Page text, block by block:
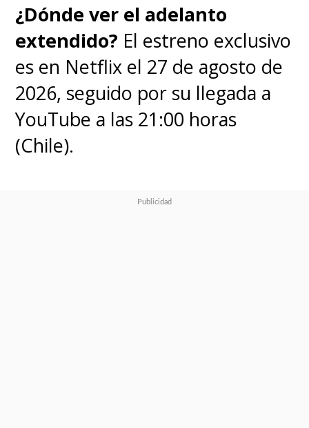
¿Dónde ver el adelanto
extendido? El estreno exclusivo
es en Netflix el 27 de agosto de
2026, seguido por su llegada a
YouTube a las 21:00 horas
(Chile).